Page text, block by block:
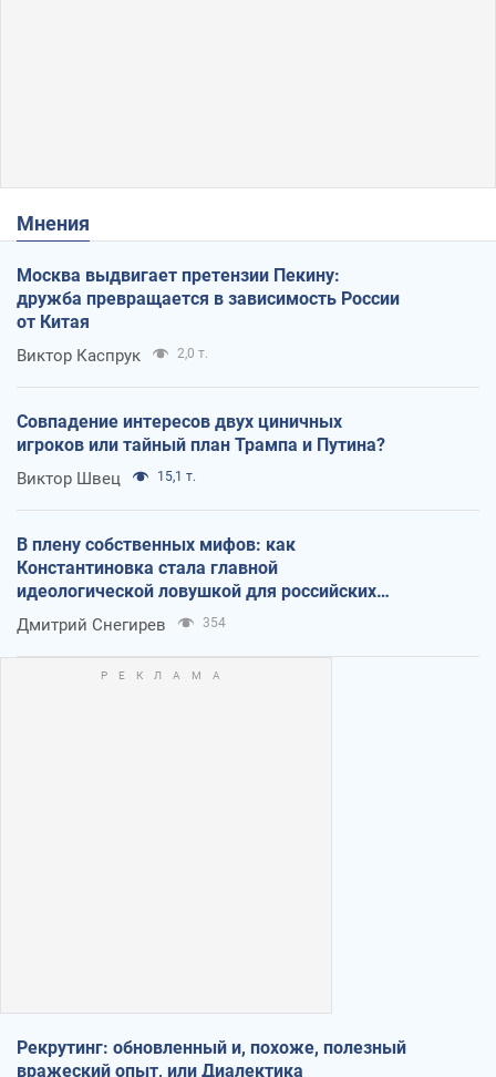
Мнения
Москва выдвигает претензии Пекину:
дружба превращается в зависимость России
от Китая
Виктор Каспрук 2,0 т.
Совпадение интересов двух циничных
игроков или тайный план Трампа и Путина?
Виктор Швец 15,1 т.
В плену собственных мифов: как
Константиновка стала главной
идеологической ловушкой для российских
оккупантов
Дмитрий Снегирев 354
Рекрутинг: обновленный и, похоже, полезный
вражеский опыт, или Диалектика